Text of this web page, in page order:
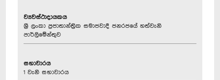
ව්‍යවස්ථාදායකය
ශ්‍රී ලංකා ප්‍රජාතාන්ත්‍රික සමාජවාදී ජනරජයේ හත්වැනි
පාර්ලිමේන්තුව
සභාවාරය
1 වැනි සභාවාරය